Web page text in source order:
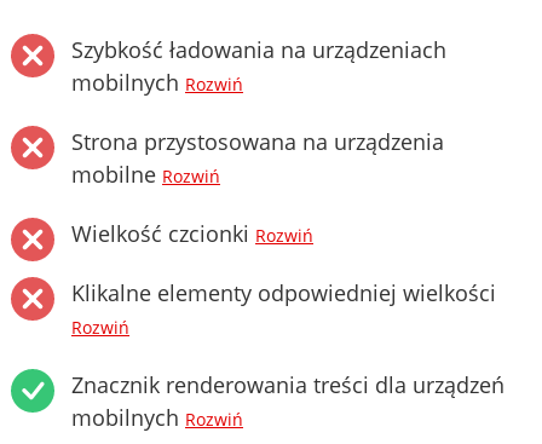
Szybkość ładowania na urządzeniach
mobilnych Rozwiń
Strona przystosowana na urządzenia
mobilne Rozwiń
Wielkość czcionki Rozwiń
Klikalne elementy odpowiedniej wielkości
Rozwiń
Znacznik renderowania treści dla urządzeń
mobilnych Rozwiń